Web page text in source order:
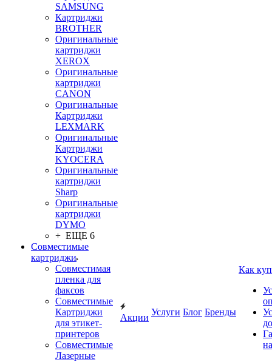
SAMSUNG
Картриджи
BROTHER
Оригинальные
картриджи
XEROX
Оригинальные
картриджи
CANON
Оригинальные
Картриджи
LEXMARK
Оригинальные
Картриджи
KYOCERA
Оригинальные
картриджи
Sharp
Оригинальные
картриджи
DYMO
+ ЕЩЕ 6
Совместимые
картриджи
Совместимая
пленка для
факсов
Совместимые
Картриджи
для этикет-
принтеров
Совместимые
Лазерные
Акции
Услуги Блог Бренды
Как